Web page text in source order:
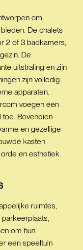
om
De chalets
2 of 3 badkamers,
De
uitstraling en zijn
zijn volledig
apparaten.
voegen een
toe. Bovendien
en gezellige
kasten
en esthetiek
ruimtes,
om hun
een speeltuin